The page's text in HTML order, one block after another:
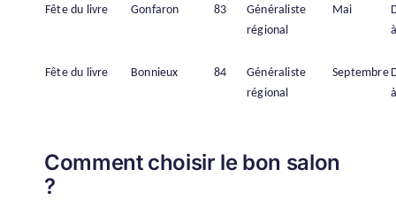
Fête du livre Gonfaron 83
Généraliste
régional
Mai
Fête du livre Bonnieux 84
Généraliste
régional
Septembre
Comment choisir le bon salon
?